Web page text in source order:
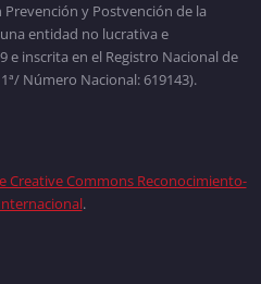
Prevención y Postvención de la
entidad no lucrativa e
e inscrita en el Registro Nacional de
Número Nacional: 619143).
Creative Commons Reconocimiento-
.